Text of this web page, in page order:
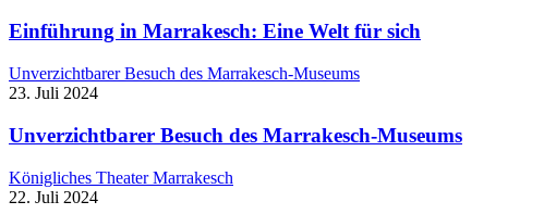
Einführung in Marrakesch: Eine Welt für sich
Unverzichtbarer Besuch des Marrakesch-Museums
23. Juli 2024
Unverzichtbarer Besuch des Marrakesch-Museums
Königliches Theater Marrakesch
22. Juli 2024